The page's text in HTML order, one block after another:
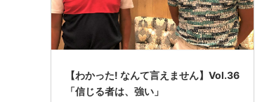
【わかった! なんて言えません】Vol.36
「信じる者は、強い」